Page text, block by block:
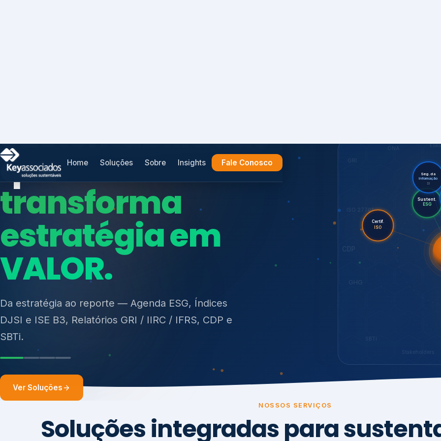
transforma
estratégia em
VALOR.
Da estratégia ao reporte — Agenda ESG, Índices
DJSI e ISE B3, Relatórios GRI / IIRC / IFRS, CDP e
SBTi.
Índices de Mercado
Mudanças Climáticas
Reputação e Cadeia
Reporte Regulatório
Ver Soluções
ISO 27701
GHG
Soluções integradas para
gestão e conformidade
Atuação integrada para fortalecer estratégia, transparência,
desempenho e conformidade.